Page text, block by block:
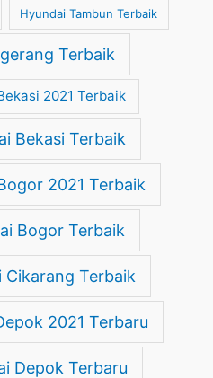
Hyundai Tambun Terbaik
Terbaik
2021 Terbaik
Bekasi Terbaik
2021 Terbaik
Bogor Terbaik
Cikarang Terbaik
2021 Terbaru
Depok Terbaru